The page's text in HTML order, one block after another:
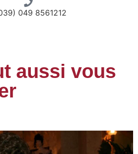
049 8561212
aussi vous